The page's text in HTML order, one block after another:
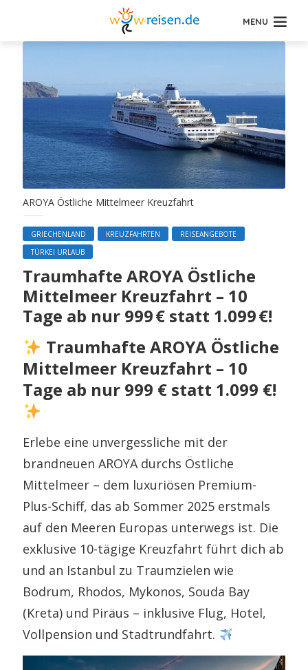
MENU
AROYA Östliche Mittelmeer Kreuzfahrt
GRIECHENLAND KREUZFAHRTEN
REISEANGEBOTE
TÜRKEI URLAUB
Traumhafte AROYA Östliche
Mittelmeer Kreuzfahrt – 10
Tage ab nur 999 € statt 1.099 €!
Traumhafte AROYA Östliche
Mittelmeer Kreuzfahrt – 10
Tage ab nur 999 € statt 1.099 €!
Erlebe eine unvergessliche mit der
brandneuen AROYA durchs Östliche
Mittelmeer – dem luxuriösen Premium-
Plus-Schiff, das ab Sommer 2025 erstmals
auf den Meeren Europas unterwegs ist. Die
exklusive 10-tägige Kreuzfahrt führt dich ab
und an Istanbul zu Traumzielen wie
Bodrum, Rhodos, Mykonos, Souda Bay
(Kreta) und Piräus – inklusive Flug, Hotel,
Vollpension und Stadtrundfahrt.